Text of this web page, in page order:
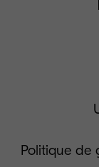
Politique de